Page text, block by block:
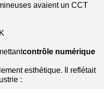
avaient un CCT
contrôle numérique
esthétique. Il reflétait
: